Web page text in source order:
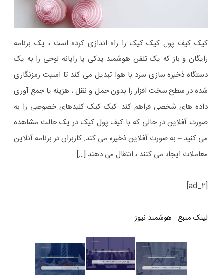
کیک کیف پول کیک کیک را راه اندازی کرده است ، یک برنامه
رایگان و باز که یک تلفن هوشمند یدکی یا رایانه لوحی را به یک
دستگاه ذخیره سازی سرد با هوا تبدیل می کند تا امنیت رمزنگاری
شده در سطح سخت افزار را بدون حمل و نقل ، هزینه یا جمع آوری
داده های شخصی فراهم کند. کیک کیک کلیدهای خصوصی را به
صورت آفلاین در حالی که با کیف پول کیک در یک حالت مشاهده
می کنید – به صورت آفلاین ذخیره می کند. کاربران در برنامه آنلاین
معاملات ایجاد می کنند ، انتقال می دهند […]
[ad_2]
لینک منبع : هوشمند نیوز